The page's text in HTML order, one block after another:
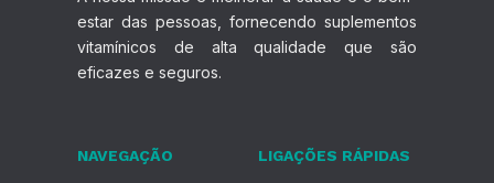
estar das pessoas, fornecendo suplementos
vitamínicos de alta qualidade que são
eficazes e seguros.
NAVEGAÇÃO LIGAÇÕES RÁPIDAS